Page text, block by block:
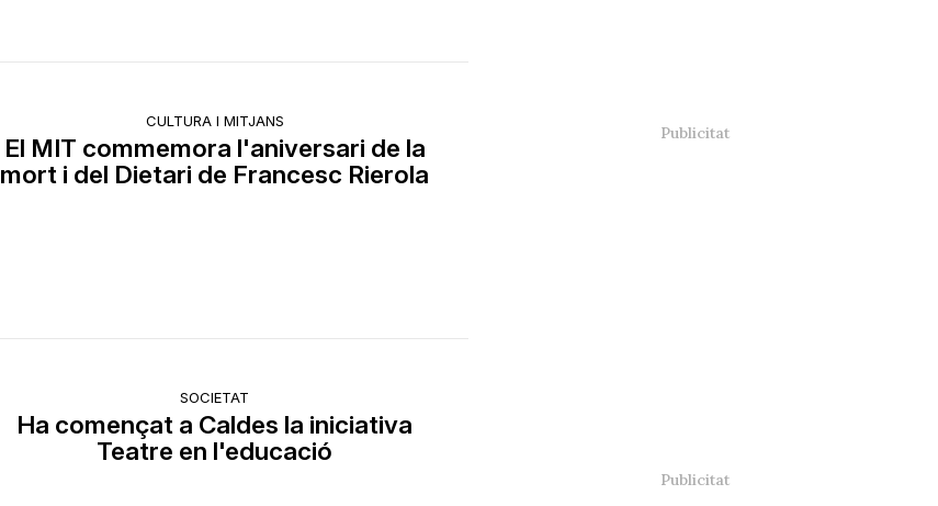
CULTURA I MITJANS
El MIT commemora l'aniversari de la
mort i del Dietari de Francesc Rierola
SOCIETAT
Ha començat a Caldes la iniciativa
Teatre en l'educació